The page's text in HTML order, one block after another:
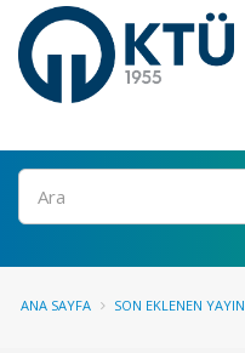
Ara
ANA SAYFA SON EKLENEN